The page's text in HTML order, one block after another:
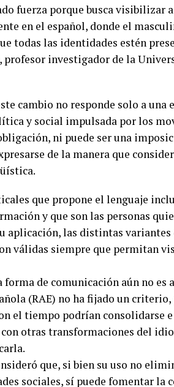
fuerza porque busca visibilizar
en el español, donde el
todas las identidades estén
profesor investigador de la
cambio no responde solo a
y social impulsada por los
ni puede ser una
de la manera que
que propone el lenguaje
y que son las personas
las distintas variantes
válidas siempre que permitan
de comunicación aún no es
(RAE) no ha fijado un
el tiempo podrían consolidarse
otras transformaciones del
que, si bien su uso no
sociales, sí puede fomentar la